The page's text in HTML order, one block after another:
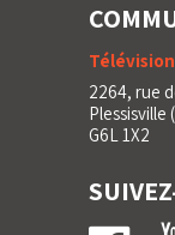
2264, rue
Plessisville
G6L 1X2